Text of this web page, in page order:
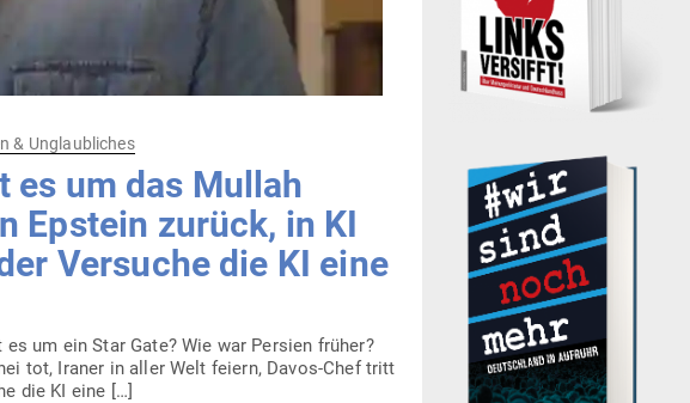
& Unglaubliches
es um das Mullah
Epstein zurück, in KI
Ver­suche die KI eine
um ein Star Gate? Wie war Persien früher?
tot, Iraner in aller Welt feiern, Davos-Chef tritt
die KI eine […]